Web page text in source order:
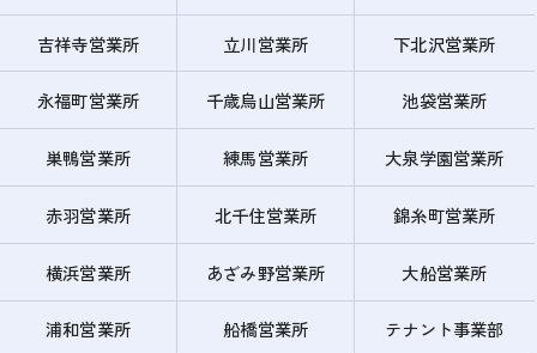
吉祥寺営業所 立川営業所 下北沢営業所
永福町営業所 千歳烏山営業所 池袋営業所
巣鴨営業所 練馬営業所 大泉学園営業所
赤羽営業所 北千住営業所 錦糸町営業所
横浜営業所 あざみ野営業所 大船営業所
浦和営業所 船橋営業所 テナント事業部